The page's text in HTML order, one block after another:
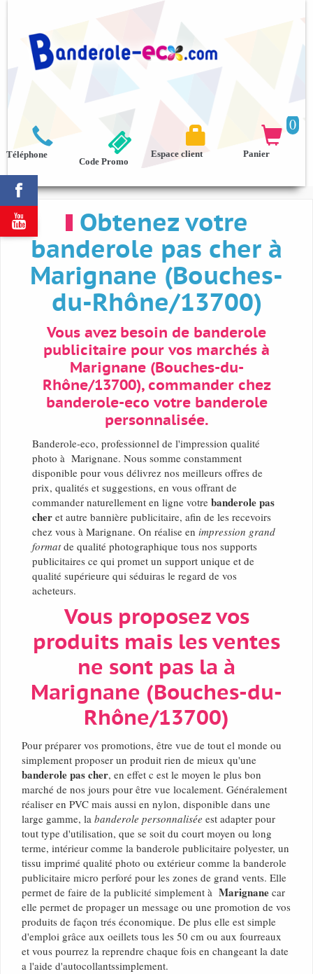



Téléphone
0

Panier

Espace client
Code Promo
Obtenez votre
banderole pas cher à
Marignane (Bouches-
du-Rhône/13700)
Vous avez besoin de banderole
publicitaire pour vos marchés à
Marignane (Bouches-du-
Rhône/13700), commander chez
banderole-eco votre banderole
personnalisée.
Banderole-eco, professionnel de l'impression qualité
photo à Marignane. Nous somme constamment
disponible pour vous délivrez nos meilleurs offres de
prix, qualités et suggestions, en vous offrant de
commander naturellement en ligne votre banderole pas
cher et autre bannière publicitaire, afin de les recevoirs
chez vous à Marignane. On réalise en impression grand
formatde qualité photographique tous nos supports
publicitaires ce qui promet un support unique et de
qualité supérieure qui séduiras le regard de vos
acheteurs.
Vous proposez vos
produits mais les ventes
ne sont pas la à
Marignane (Bouches-du-
Rhône/13700)
Pour préparer vos promotions, être vue de tout el monde ou
simplement proposer un produit rien de mieux qu'une
banderole pas cher, en effet c est le moyen le plus bon
marché de nos jours pour être vue localement. Généralement
réaliser en PVC mais aussi en nylon, disponible dans une
large gamme, la banderole personnalisée est adapter pour
tout type d'utilisation, que se soit du court moyen ou long
terme, intérieur comme la banderole publicitaire polyester, un
tissu imprimé qualité photo ou extérieur comme la banderole
publicitaire micro perforé pour les zones de grand vents. Elle
permet de faire de la publicité simplement à Marignane car
elle permet de propager un message ou une promotion de vos
produits de façon trés économique. De plus elle est simple
d'emploi grâce aux oeillets tous les 50 cm ou aux fourreaux
et vous pourrez la reprendre chaque fois en changeant la date
a l'aide d'autocollantssimplement.